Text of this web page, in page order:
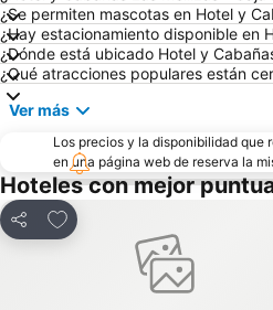
¿Se permiten mascotas en Hotel y
¿Hay estacionamiento disponible en
¿Dónde está ubicado Hotel y
¿Qué atracciones populares están
Ver más
Los precios y la disponibilidad que
en una página web de reserva la
Hoteles con mejor
Compartir
Agregar a favoritos